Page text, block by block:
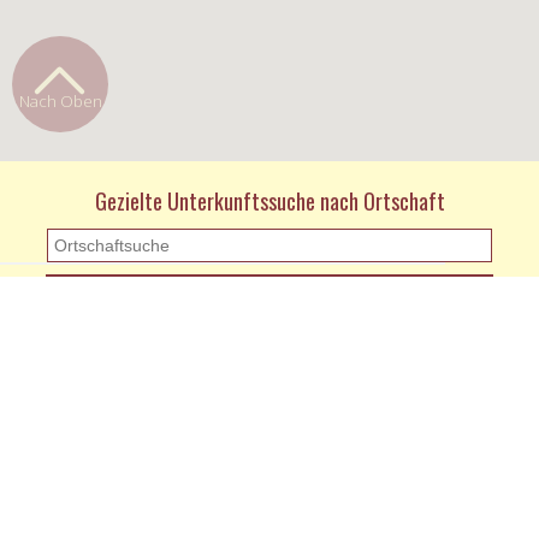
Gezielte Unterkunftssuche nach Ortschaft
Nach Oben